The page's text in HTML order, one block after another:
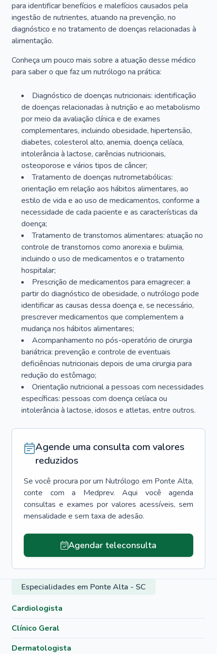
para identificar benefícios e malefícios causados pela
ingestão de nutrientes, atuando na prevenção, no
diagnóstico e no tratamento de doenças relacionadas à
alimentação.
Conheça um pouco mais sobre a atuação desse médico
para saber o que faz um nutrólogo na prática:
Diagnóstico de doenças nutricionais: identificação
de doenças relacionadas à nutrição e ao metabolismo
por meio da avaliação clínica e de exames
complementares, incluindo obesidade, hipertensão,
diabetes, colesterol alto, anemia, doença celíaca,
intolerância à lactose, carências nutricionais,
osteoporose e vários tipos de câncer;
Tratamento de doenças nutrometabólicas:
orientação em relação aos hábitos alimentares, ao
estilo de vida e ao uso de medicamentos, conforme a
necessidade de cada paciente e as características da
doença;
Tratamento de transtornos alimentares: atuação no
controle de transtornos como anorexia e bulimia,
incluindo o uso de medicamentos e o tratamento
hospitalar;
Prescrição de medicamentos para emagrecer: a
partir do diagnóstico de obesidade, o nutrólogo pode
identificar as causas dessa doença e, se necessário,
prescrever medicamentos que complementem a
mudança nos hábitos alimentares;
Acompanhamento no pós-operatório de cirurgia
bariátrica: prevenção e controle de eventuais
deficiências nutricionais depois de uma cirurgia para
redução do estômago;
Orientação nutricional a pessoas com necessidades
específicas: pessoas com doença celíaca ou
intolerância à lactose, idosos e atletas, entre outros.
Agende uma consulta com valores
reduzidos
Se você procura por um Nutrólogo em Ponte Alta,
conte com a Medprev. Aqui você agenda
consultas e exames por valores acessíveis, sem
mensalidade e sem taxa de adesão.
Agendar teleconsulta
Especialidades em Ponte Alta - SC
Cardiologista
Clínico Geral
Dermatologista